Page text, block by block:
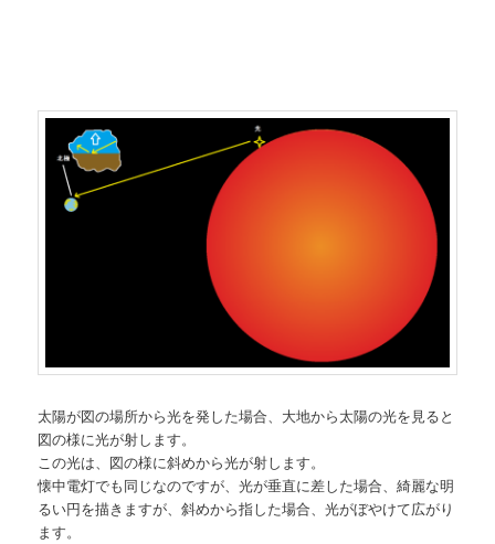
太陽が図の場所から光を発した場合、大地から太陽の光を見ると
図の様に光が射します。
この光は、図の様に斜めから光が射します。
懐中電灯でも同じなのですが、光が垂直に差した場合、綺麗な明
るい円を描きますが、斜めから指した場合、光がぼやけて広がり
ます。